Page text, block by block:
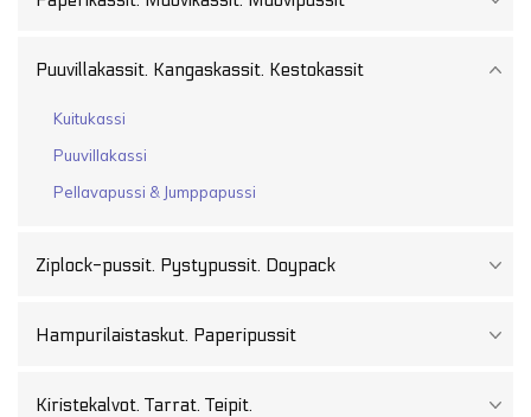
Puuvillakassit. Kangaskassit. Kestokassit
Kuitukassi
Puuvillakassi
Pellavapussi & Jumppapussi
Ziplock-pussit. Pystypussit. Doypack
Hampurilaistaskut. Paperipussit
Kiristekalvot. Tarrat. Teipit.